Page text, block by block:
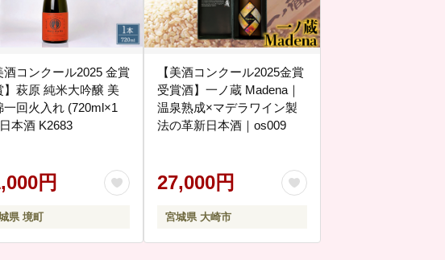
酒コンクール2025 金賞
】萩原 純米大吟醸 美
一回火入れ (720ml×1
本酒 K2683
円
県 境町
【美酒コンクール2025金賞
受賞酒】一ノ蔵 Madena｜
温泉熟成×マデラワイン製
法の革新日本酒｜os009
27,000円
宮城県 大崎市